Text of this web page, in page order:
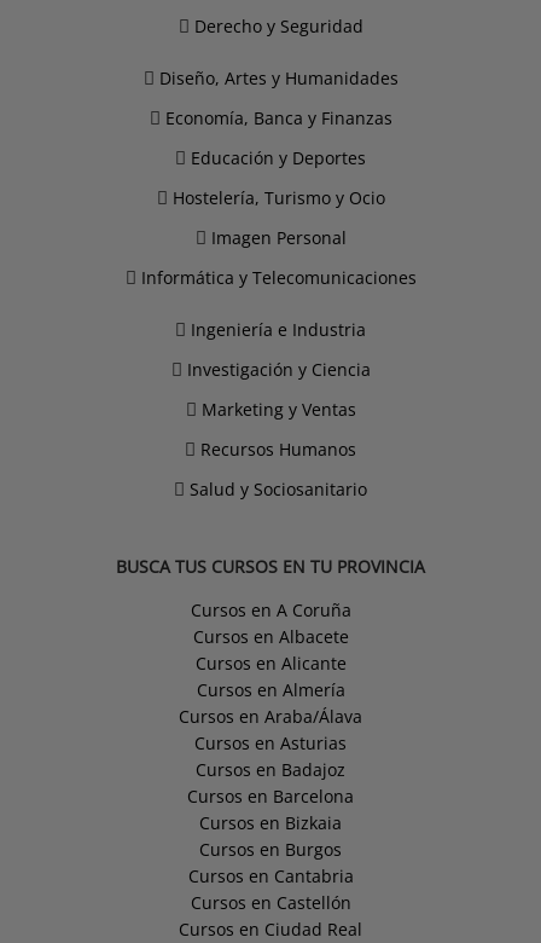
Derecho y Seguridad
Diseño, Artes y Humanidades
Economía, Banca y Finanzas
Educación y Deportes
Hostelería, Turismo y Ocio
Imagen Personal
Informática y Telecomunicaciones
Ingeniería e Industria
Investigación y Ciencia
Marketing y Ventas
Recursos Humanos
Salud y Sociosanitario
BUSCA TUS CURSOS EN TU PROVINCIA
Cursos en A Coruña
Cursos en Albacete
Cursos en Alicante
Cursos en Almería
Cursos en Araba/Álava
Cursos en Asturias
Cursos en Badajoz
Cursos en Barcelona
Cursos en Bizkaia
Cursos en Burgos
Cursos en Cantabria
Cursos en Castellón
Cursos en Ciudad Real